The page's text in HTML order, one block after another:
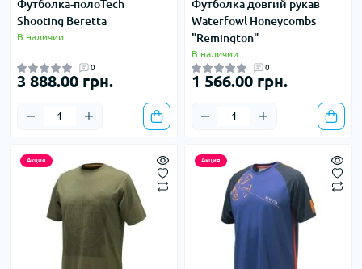
Футболка-полоTech
Shooting Beretta
В наличии
0
3 888.00 грн.
Футболка довгий рукав
Waterfowl Honeycombs
"Remington"
В наличии
0
1 566.00 грн.
Акция Акция